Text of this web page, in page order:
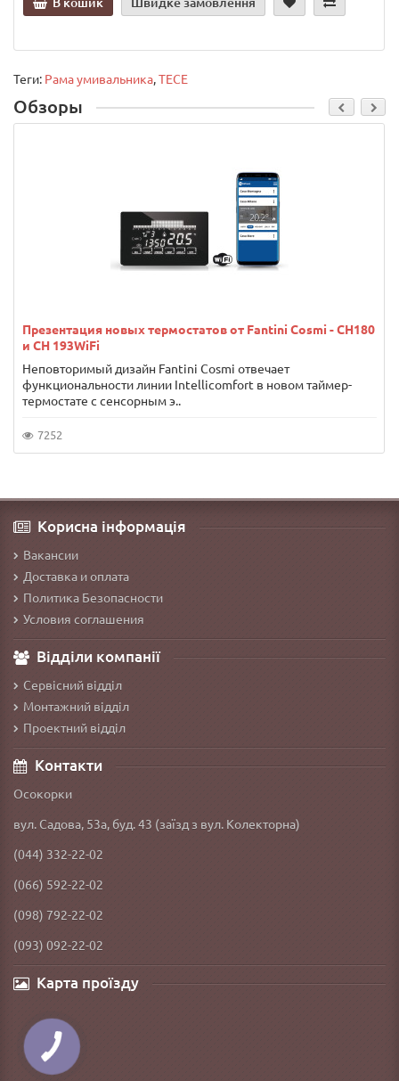
Теги: Рама умивальника,TECE
Обзоры
Презентация новых термостатов от Fantini Cosmi - CH180
и CH 193WiFi
Неповторимый дизайн Fantini Cosmi отвечает
функциональности линии Intellicomfort в новом таймер-
термостате с сенсорным э..
7252
Корисна інформація
Вакансии
Доставка и оплата
Политика Безопасности
Условия соглашения
Відділи компанії
Сервісний відділ
Монтажний відділ
Проектний відділ
Контакти
Осокорки
вул. Садова, 53а, буд. 43 (заїзд з вул. Колекторна)
(044) 332-22-02
(066) 592-22-02
(098) 792-22-02
(093) 092-22-02
Карта проїзду